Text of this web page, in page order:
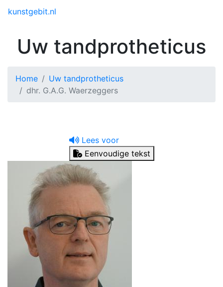
kunstgebit.nl
Uw tandprotheticus
Home
Uw tandprotheticus
dhr. G.A.G. Waerzeggers
Lees voor
Eenvoudige tekst